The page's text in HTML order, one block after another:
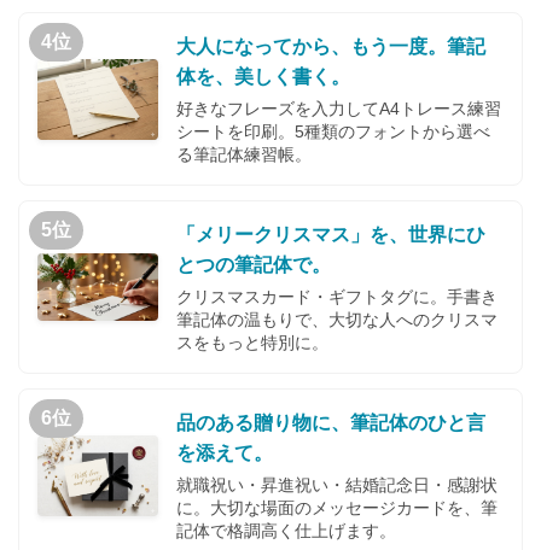
4位
大人になってから、もう一度。筆記
体を、美しく書く。
好きなフレーズを入力してA4トレース練習
シートを印刷。5種類のフォントから選べ
る筆記体練習帳。
5位
「メリークリスマス」を、世界にひ
とつの筆記体で。
クリスマスカード・ギフトタグに。手書き
筆記体の温もりで、大切な人へのクリスマ
スをもっと特別に。
6位
品のある贈り物に、筆記体のひと言
を添えて。
就職祝い・昇進祝い・結婚記念日・感謝状
に。大切な場面のメッセージカードを、筆
記体で格調高く仕上げます。